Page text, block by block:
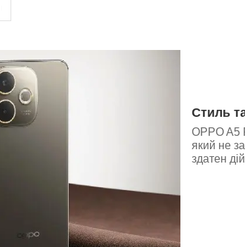
Стиль
OPPO A5
який не
здатен